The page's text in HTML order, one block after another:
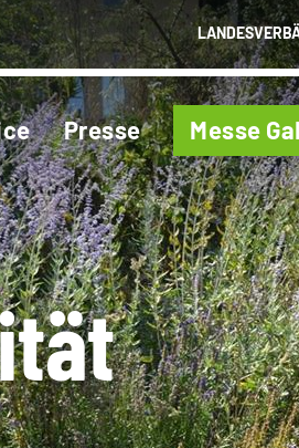
Presse Messe